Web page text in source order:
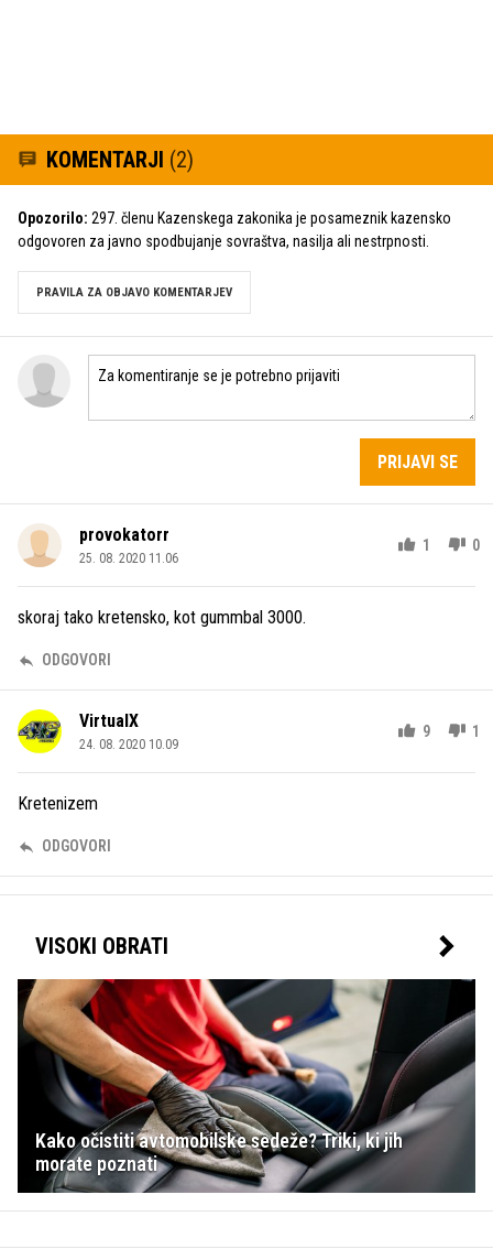
KOMENTARJI (2)
Opozorilo: 297. členu Kazenskega zakonika je posameznik kazensko
odgovoren za javno spodbujanje sovraštva, nasilja ali nestrpnosti.
PRAVILA ZA OBJAVO KOMENTARJEV
PRIJAVI SE
provokatorr
25. 08. 2020 11.06
1 0
skoraj tako kretensko, kot gummbal 3000.
ODGOVORI
VirtualX
24. 08. 2020 10.09
9 1
Kretenizem
ODGOVORI
VISOKI OBRATI
Kako očistiti avtomobilske sedeže? Triki, ki jih
morate poznati